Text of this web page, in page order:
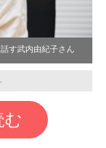
す武内由紀子さん
む